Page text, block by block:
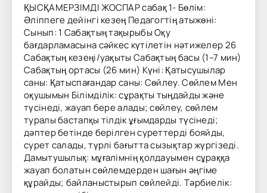
ҚЫСҚАМЕРЗІМДІ ЖОСПАР сабақ 1- Бөлім:
Әліппеге дейінгі кезең Педагогтің атыжөні:
Сынып: 1 Сабақтың тақырыбы Оқу
бағдарламасына сәйкес күтілетін нәтижелер 26
Сабақтың кезеңі/уақыты Сабақтың басы (1–7 мин)
Сабақтың ортасы (26 мин) Күні: Қатысушылар
саны: Қатыспағандар саны: Сөйлеу. Сөйлем Мен
оқушымын Білімділік: сұрақты тыңдайды және
түсінеді, жауап бере алады; сөйлеу, сөйлем
туралы бастапқы тілдік ұғымдарды түсінеді;
дәптер бетінде берілген суреттерді бояйды,
сурет салады, түрлі бағытта сызықтар жүргізеді.
Дамытушылық: мұғалімнің қолдауымен сұраққа
жауап болатын сөйлемдерден шағын әңгіме
құрайды; байланыстырып сөйлейді. Тәрбиелік: